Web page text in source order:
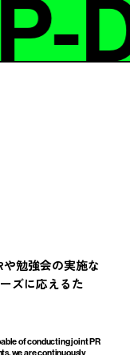
勉強会の実施な
ズに応えるた
of conducting joint PR